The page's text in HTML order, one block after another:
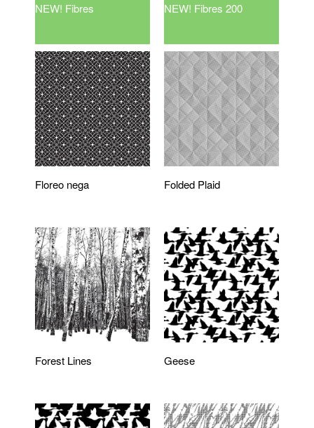
NEW! Fibres NEW! Fibres 200
Floreo nega Folded Plaid
Forest Lines Geese